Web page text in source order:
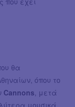
θα
όπου το
Cannons, μετά